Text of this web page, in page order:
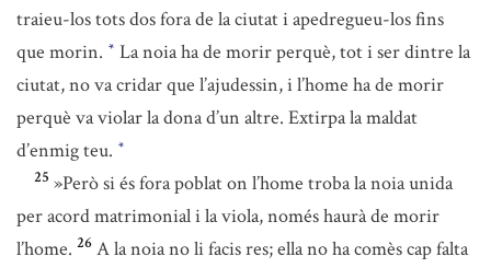
traieu-los tots dos fora de la ciutat i apedregueu-los fins
que morin. * La noia ha de morir perquè, tot i ser dintre la
ciutat, no va cridar que l’ajudessin, i l’home ha de morir
perquè va violar la dona d’un altre. Extirpa la maldat
d’enmig teu. *
25 »Però si és fora poblat on l’home troba la noia unida
per acord matrimonial i la viola, només haurà de morir
l’home. 26 A la noia no li facis res; ella no ha comès cap falta